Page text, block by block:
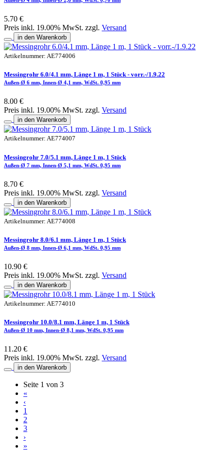
5.70 €
Preis inkl. 19.00% MwSt. zzgl. Versand
in den Warenkorb
Artikelnummer: AE774006
Messingrohr 6.0/4.1 mm, Länge 1 m, 1 Stück - vorr.-/1.9.22
Außen-Ø 6 mm, Innen-Ø 4,1 mm, WdSt. 0,95 mm
8.00 €
Preis inkl. 19.00% MwSt. zzgl. Versand
in den Warenkorb
Artikelnummer: AE774007
Messingrohr 7.0/5.1 mm, Länge 1 m, 1 Stück
Außen-Ø 7 mm, Innen-Ø 5,1 mm, WdSt. 0,95 mm
8.70 €
Preis inkl. 19.00% MwSt. zzgl. Versand
in den Warenkorb
Artikelnummer: AE774008
Messingrohr 8.0/6.1 mm, Länge 1 m, 1 Stück
Außen-Ø 8 mm, Innen-Ø 6,1 mm, WdSt. 0,95 mm
10.90 €
Preis inkl. 19.00% MwSt. zzgl. Versand
in den Warenkorb
Artikelnummer: AE774010
Messingrohr 10.0/8.1 mm, Länge 1 m, 1 Stück
Außen-Ø 10 mm, Innen-Ø 8,1 mm, WdSt. 0,95 mm
11.20 €
Preis inkl. 19.00% MwSt. zzgl. Versand
in den Warenkorb
Seite 1 von 3
«
‹
1
2
3
›
»